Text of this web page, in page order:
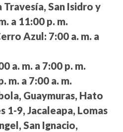
Travesía, San Isidro y
a 11:00 p. m.
Azul: 7:00 a. m. a
a. m. a 7:00 p. m.
m. a 7:00 a. m.
Guaymuras, Hato
1-9, Jacaleapa, Lomas
San Ignacio,